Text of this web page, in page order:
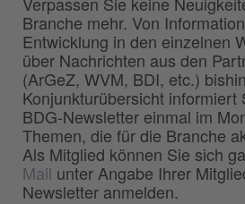
Branche mehr. Von
Entwicklung in den einzelnen
über Nachrichten aus den
(ArGeZ, WVM, BDI, etc.)
Konjunkturübersicht informiert
BDG-Newsletter einmal im
Themen, die für die Branche
Als Mitglied können Sie sich
Mail unter Angabe Ihrer
Newsletter anmelden.